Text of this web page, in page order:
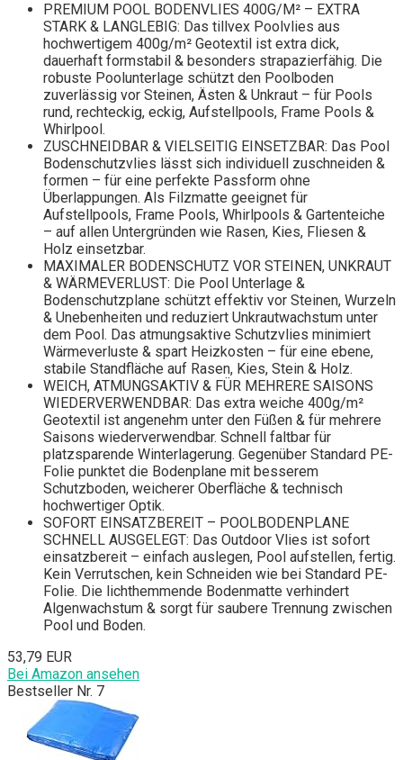
PREMIUM POOL BODENVLIES 400G/M² – EXTRA
STARK & LANGLEBIG: Das tillvex Poolvlies aus
hochwertigem 400g/m² Geotextil ist extra dick,
dauerhaft formstabil & besonders strapazierfähig. Die
robuste Poolunterlage schützt den Poolboden
zuverlässig vor Steinen, Ästen & Unkraut – für Pools
rund, rechteckig, eckig, Aufstellpools, Frame Pools &
Whirlpool.
ZUSCHNEIDBAR & VIELSEITIG EINSETZBAR: Das Pool
Bodenschutzvlies lässt sich individuell zuschneiden &
formen – für eine perfekte Passform ohne
Überlappungen. Als Filzmatte geeignet für
Aufstellpools, Frame Pools, Whirlpools & Gartenteiche
– auf allen Untergründen wie Rasen, Kies, Fliesen &
Holz einsetzbar.
MAXIMALER BODENSCHUTZ VOR STEINEN, UNKRAUT
& WÄRMEVERLUST: Die Pool Unterlage &
Bodenschutzplane schützt effektiv vor Steinen, Wurzeln
& Unebenheiten und reduziert Unkrautwachstum unter
dem Pool. Das atmungsaktive Schutzvlies minimiert
Wärmeverluste & spart Heizkosten – für eine ebene,
stabile Standfläche auf Rasen, Kies, Stein & Holz.
WEICH, ATMUNGSAKTIV & FÜR MEHRERE SAISONS
WIEDERVERWENDBAR: Das extra weiche 400g/m²
Geotextil ist angenehm unter den Füßen & für mehrere
Saisons wiederverwendbar. Schnell faltbar für
platzsparende Winterlagerung. Gegenüber Standard PE-
Folie punktet die Bodenplane mit besserem
Schutzboden, weicherer Oberfläche & technisch
hochwertiger Optik.
SOFORT EINSATZBEREIT – POOLBODENPLANE
SCHNELL AUSGELEGT: Das Outdoor Vlies ist sofort
einsatzbereit – einfach auslegen, Pool aufstellen, fertig.
Kein Verrutschen, kein Schneiden wie bei Standard PE-
Folie. Die lichthemmende Bodenmatte verhindert
Algenwachstum & sorgt für saubere Trennung zwischen
Pool und Boden.
53,79 EUR
Bei Amazon ansehen
Bestseller Nr. 7